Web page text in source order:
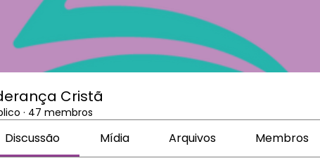
Cristã
· 47 membros
Discussão Mídia Arquivos Membros